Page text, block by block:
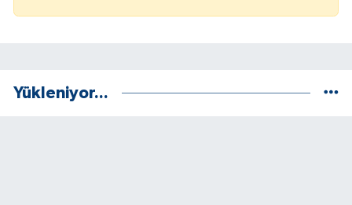
Yükleniyor...